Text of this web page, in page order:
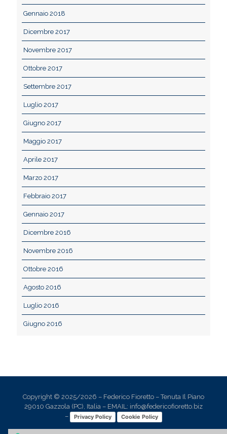
Gennaio 2018
Dicembre 2017
Novembre 2017
Ottobre 2017
Settembre 2017
Luglio 2017
Giugno 2017
Maggio 2017
Aprile 2017
Marzo 2017
Febbraio 2017
Gennaio 2017
Dicembre 2016
Novembre 2016
Ottobre 2016
Agosto 2016
Luglio 2016
Giugno 2016
Copyright © 2025/2026 – Federico Fioretto – Tenuta Il Piano
29010 Gazzola (PC), Italia – EMAIL: info@federicofioretto.biz
–
Privacy Policy Cookie Policy